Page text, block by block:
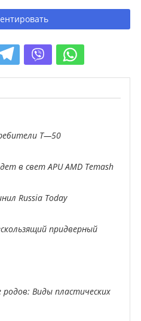
Т—50
в свет APU AMD Temash
Russia Today
придверный
Виды пластических